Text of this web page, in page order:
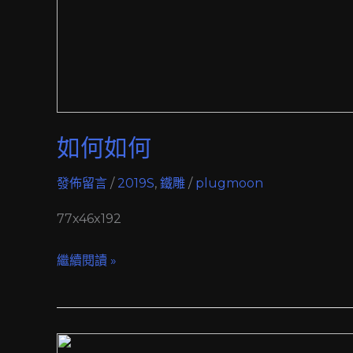
如何如何
發佈留言 /2019S, 鐵雕 / plugmoon
77x46x192
繼續閱讀 »
沒